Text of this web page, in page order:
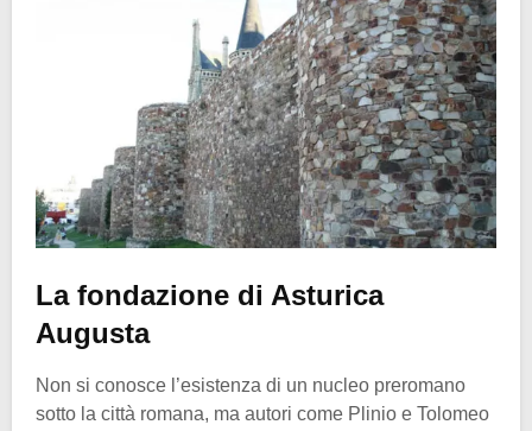
La fondazione di Asturica
Augusta
Non si conosce l’esistenza di un nucleo preromano
sotto la città romana, ma autori come Plinio e Tolomeo